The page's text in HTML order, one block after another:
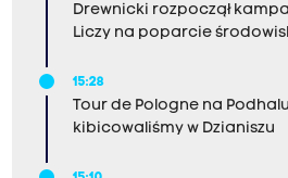
Drewnicki rozpoczął
Liczy na poparcie
15:28
Tour de Pologne na
kibicowaliśmy w Dzianiszu